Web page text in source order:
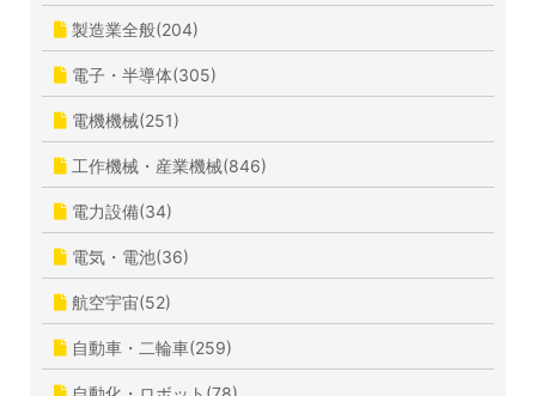
製造業全般(204)
電子・半導体(305)
電機機械(251)
工作機械・産業機械(846)
電力設備(34)
電気・電池(36)
航空宇宙(52)
自動車・二輪車(259)